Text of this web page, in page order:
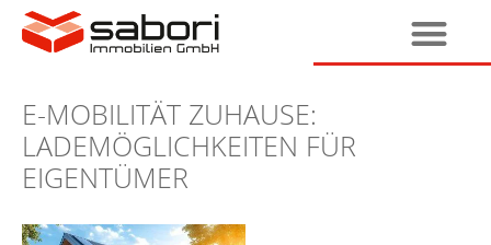
E-MOBILITÄT ZUHAUSE:
LADEMÖGLICHKEITEN FÜR
EIGENTÜMER